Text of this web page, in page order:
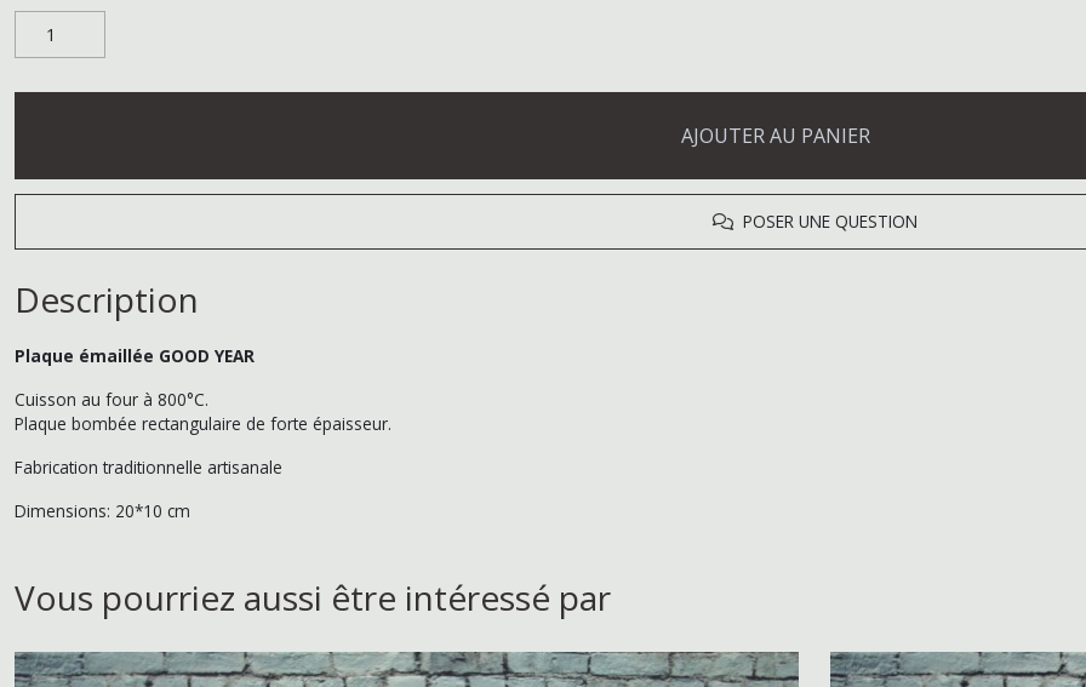
AJOUTER AU PANIER
POSER UNE QUESTION
Description
Plaque émaillée GOOD YEAR
Cuisson au four à 800°C.
Plaque bombée rectangulaire de forte épaisseur.
Fabrication traditionnelle artisanale
Dimensions: 20*10 cm
Vous pourriez aussi être intéressé par